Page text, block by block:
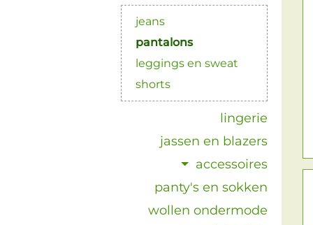
jeans
pantalons
leggings en sweat
shorts
lingerie
jassen en blazers
accessoires
panty's en sokken
wollen ondermode